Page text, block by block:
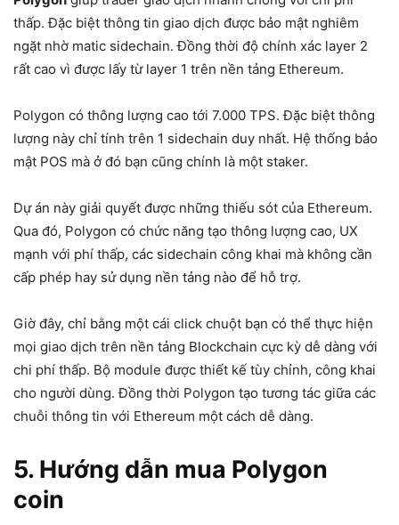
thấp. Đặc biệt thông tin giao dịch được bảo mật nghiêm
ngặt nhờ matic sidechain. Đồng thời độ chính xác layer 2
rất cao vì được lấy từ layer 1 trên nền tảng Ethereum.
Polygon có thông lượng cao tới 7.000 TPS. Đặc biệt thông
lượng này chỉ tính trên 1 sidechain duy nhất. Hệ thống bảo
mật POS mà ở đó bạn cũng chính là một staker.
Dự án này giải quyết được những thiếu sót của Ethereum.
Qua đó, Polygon có chức năng tạo thông lượng cao, UX
mạnh với phí thấp, các sidechain công khai mà không cần
cấp phép hay sử dụng nền tảng nào để hỗ trợ.
Giờ đây, chỉ bằng một cái click chuột bạn có thể thực hiện
mọi giao dịch trên nền tảng Blockchain cực kỳ dễ dàng với
chi phí thấp. Bộ module được thiết kế tùy chỉnh, công khai
cho người dùng. Đồng thời Polygon tạo tương tác giữa các
chuỗi thông tin với Ethereum một cách dễ dàng.
5. Hướng dẫn mua Polygon
coin